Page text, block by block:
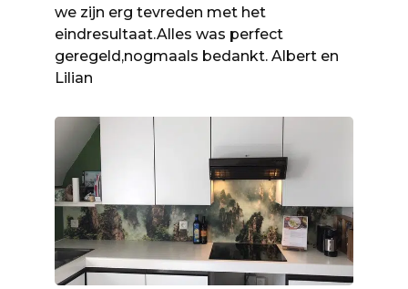
we zijn erg tevreden met het
eindresultaat.Alles was perfect
geregeld,nogmaals bedankt. Albert en
Lilian